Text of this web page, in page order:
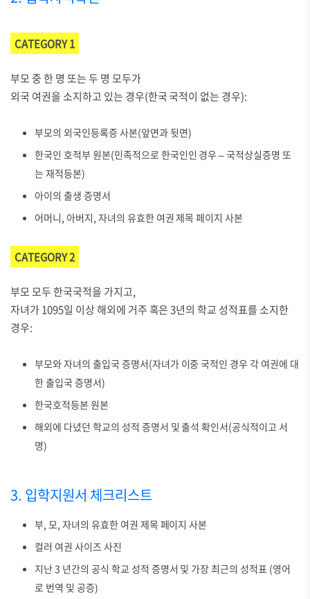
CATEGORY 1
부모 중 한 명 또는 두 명 모두가
외국 여권을 소지하고 있는 경우(한국 국적이 없는 경우):
부모의 외국인등록증 사본(앞면과 뒷면)
한국인 호적부 원본(민족적으로 한국인인 경우 – 국적상실증명 또
는 재적등본)
아이의 출생 증명서
어머니, 아버지, 자녀의 유효한 여권 제목 페이지 사본
CATEGORY 2
부모 모두 한국국적을 가지고,
자녀가 1095일 이상 해외에 거주 혹은 3년의 학교 성적표를 소지한
경우:
부모와 자녀의 출입국 증명서(자녀가 이중 국적인 경우 각 여권에 대
한 출입국 증명서)
한국호적등본 원본
해외에 다녔던 학교의 성적 증명서 및 출석 확인서(공식적이고 서
명)
3. 입학지원서 체크리스트
부, 모, 자녀의 유효한 여권 제목 페이지 사본
컬러 여권 사이즈 사진
지난 3 년간의 공식 학교 성적 증명서 및 가장 최근의 성적표 (영어
로 번역 및 공증)